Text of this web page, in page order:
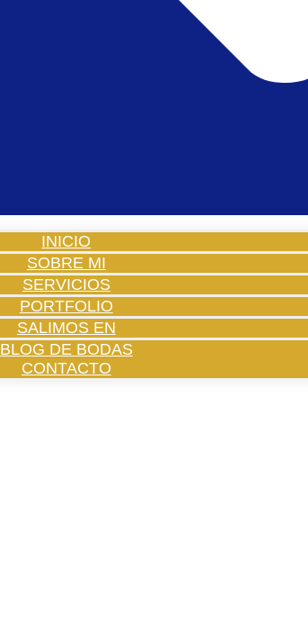
INICIO
SOBRE MI
SERVICIOS
PORTFOLIO
SALIMOS EN
BLOG DE BODAS
CONTACTO